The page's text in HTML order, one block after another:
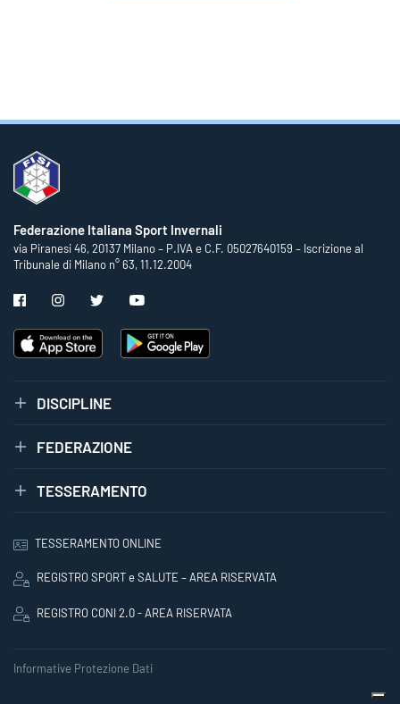
Federazione Italiana Sport Invernali
via Piranesi 46, 20137 Milano – P.IVA e C.F. 05027640159 – Iscrizione al
Tribunale di Milano n° 63, 11.12.2004
DISCIPLINE
FEDERAZIONE
TESSERAMENTO
TESSERAMENTO ONLINE
REGISTRO SPORT e SALUTE – AREA RISERVATA
REGISTRO CONI 2.0 - AREA RISERVATA
Informative Protezione Dati